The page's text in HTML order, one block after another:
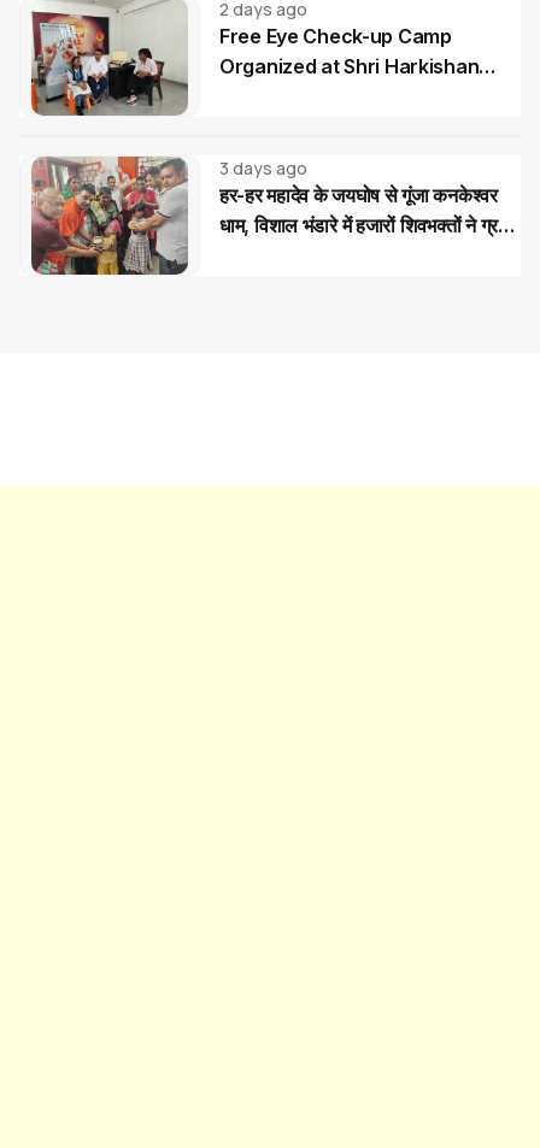
2 days ago
Free Eye Check-up Camp
Organized at Shri Harkishan
3 days ago
हर-हर महादेव के जयघोष से गूंजा कनकेश्वर
धाम, विशाल भंडारे में हजारों शिवभक्तों ने ग्रहण